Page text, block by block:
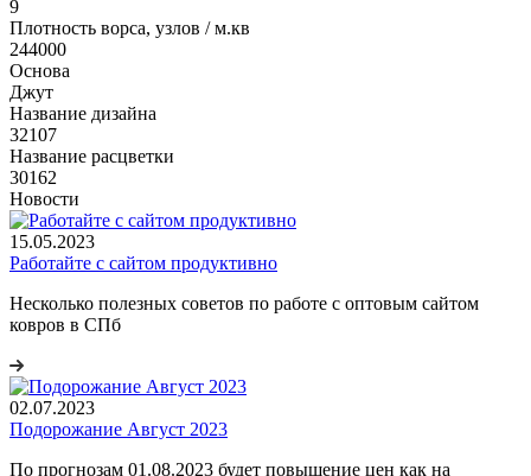
9
Плотность ворса, узлов / м.кв
244000
Основа
Джут
Название дизайна
32107
Название расцветки
30162
Новости
15.05.2023
Работайте с сайтом продуктивно
Несколько полезных советов по работе с оптовым сайтом
ковров в СПб
02.07.2023
Подорожание Август 2023
По прогнозам 01.08.2023 будет повышение цен как на